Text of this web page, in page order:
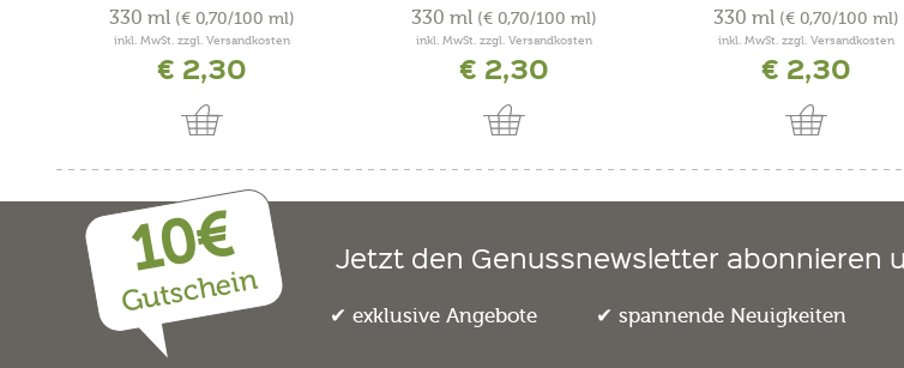
330 ml (€ 0,70/100 ml)
inkl. MwSt. zzgl. Versandkosten
€ 2,30
330 ml (€ 0,70/100 ml)
inkl. MwSt. zzgl. Versandkosten
€ 2,30
330 ml (€ 0,70/100 ml)
inkl. MwSt. zzgl. Versandkosten
€ 2,30
10€
Gutschein
Jetzt den Genussnewsletter abonnieren
exklusive Angebote spannende Neuigkeiten